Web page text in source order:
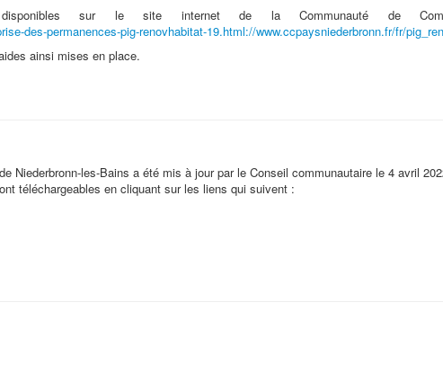
disponibles sur le site internet de la Communauté de
des-permanences-pig-renovhabitat-19.html://www.ccpaysniederbronn.fr/fr/
ainsi mises en place.
Niederbronn-les-Bains a été mis à jour par le Conseil communautaire le 4 avril
téléchargeables en cliquant sur les liens qui suivent :